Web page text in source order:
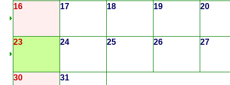
16 17 18 19 20
23 24 25 26 27
30 31